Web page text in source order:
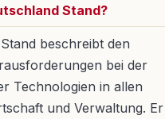
Stand?
beschreibt den
bei der
Technologien in allen
und Verwaltung. Er